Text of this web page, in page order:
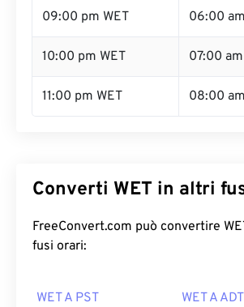
09:00 pm WET 06:00
10:00 pm WET 07:00
11:00 pm WET 08:00
Converti WET in altri
FreeConvert.com può convertire
fusi orari:
WET A PST WET A ADT